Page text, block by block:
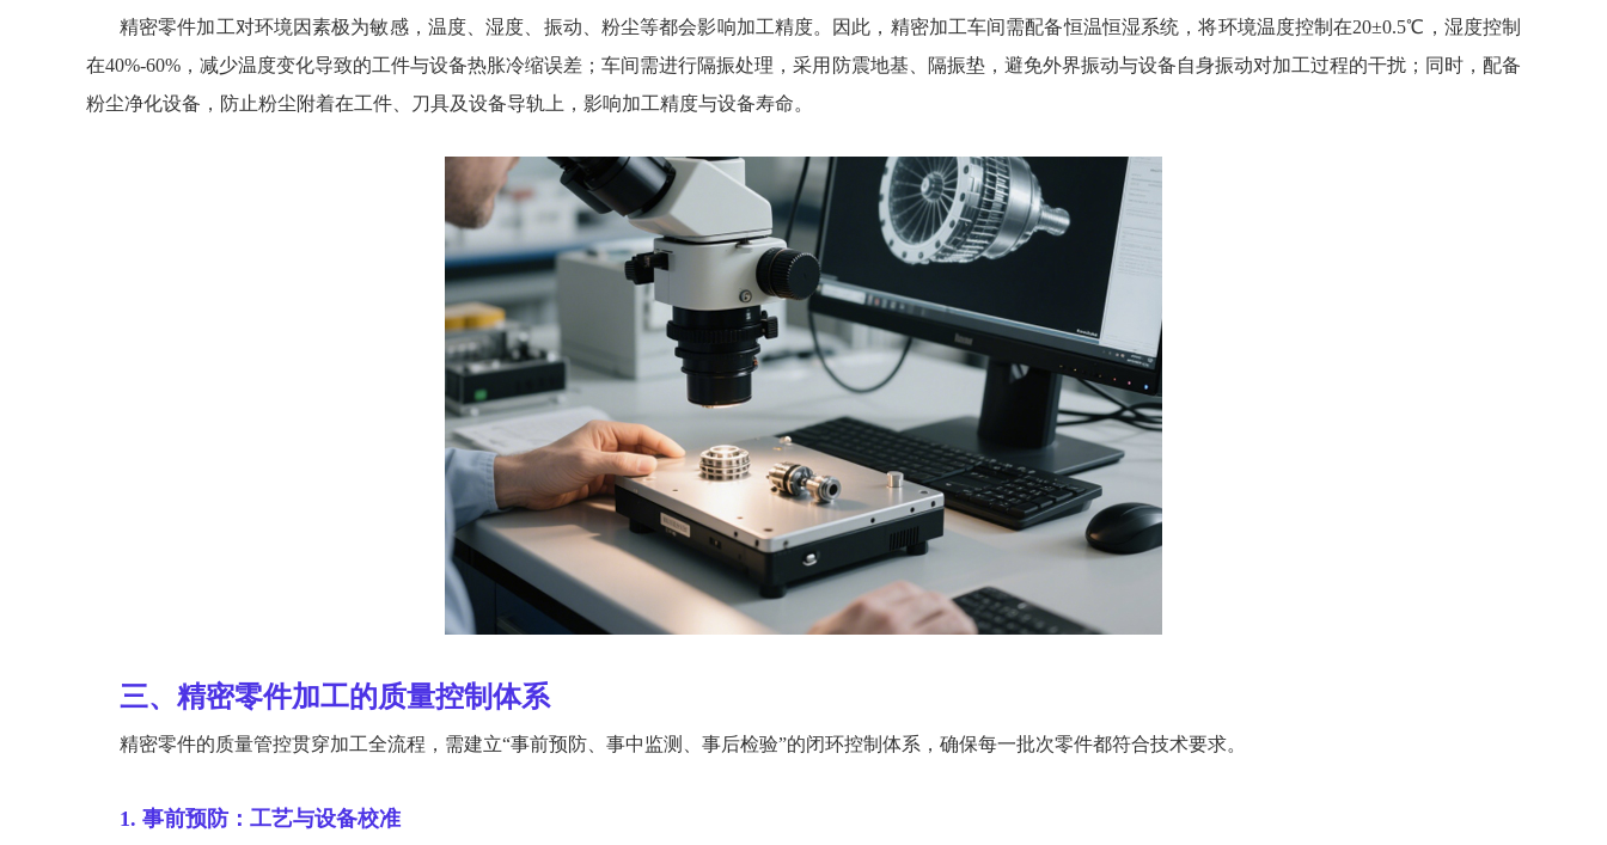
精密零件加工对环境因素极为敏感，温度、湿度、振动、粉尘等都会影响加工精度。因此，精密加工车间需配备恒温恒湿系统，将环境温度控制在20±0.5℃，湿度控制
在40%-60%，减少温度变化导致的工件与设备热胀冷缩误差；车间需进行隔振处理，采用防震地基、隔振垫，避免外界振动与设备自身振动对加工过程的干扰；同时，配备
粉尘净化设备，防止粉尘附着在工件、刀具及设备导轨上，影响加工精度与设备寿命。
三、精密零件加工的质量控制体系
精密零件的质量管控贯穿加工全流程，需建立“事前预防、事中监测、事后检验”的闭环控制体系，确保每一批次零件都符合技术要求。
1. 事前预防：工艺与设备校准